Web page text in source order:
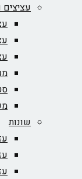
עציצים
שונות